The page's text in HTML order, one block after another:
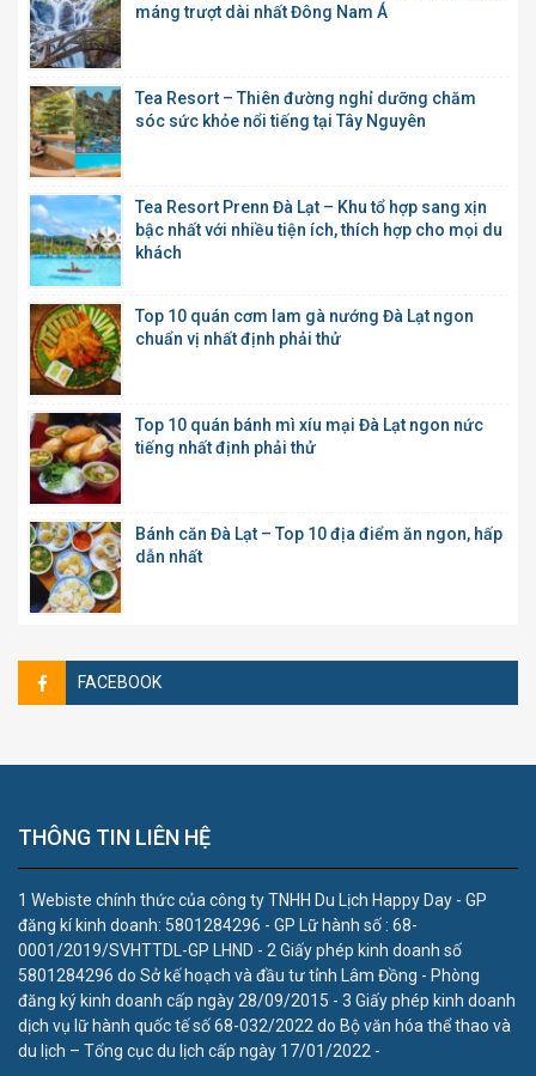
máng trượt dài nhất Đông Nam Á
Tea Resort – Thiên đường nghỉ dưỡng chăm
sóc sức khỏe nổi tiếng tại Tây Nguyên
Tea Resort Prenn Đà Lạt – Khu tổ hợp sang xịn
bậc nhất với nhiều tiện ích, thích hợp cho mọi du
khách
Top 10 quán cơm lam gà nướng Đà Lạt ngon
chuẩn vị nhất định phải thử
Top 10 quán bánh mì xíu mại Đà Lạt ngon nức
tiếng nhất định phải thử
Bánh căn Đà Lạt – Top 10 địa điểm ăn ngon, hấp
dẫn nhất
FACEBOOK
THÔNG TIN LIÊN HỆ
1 Webiste chính thức của công ty TNHH Du Lịch Happy Day - GP
đăng kí kinh doanh: 5801284296 - GP Lữ hành số : 68-
0001/2019/SVHTTDL-GP LHND - 2 Giấy phép kinh doanh số
5801284296 do Sở kế hoạch và đầu tư tỉnh Lâm Đồng - Phòng
đăng ký kinh doanh cấp ngày 28/09/2015 - 3 Giấy phép kinh doanh
dịch vụ lữ hành quốc tế số 68-032/2022 do Bộ văn hóa thể thao và
du lịch – Tổng cục du lịch cấp ngày 17/01/2022 -